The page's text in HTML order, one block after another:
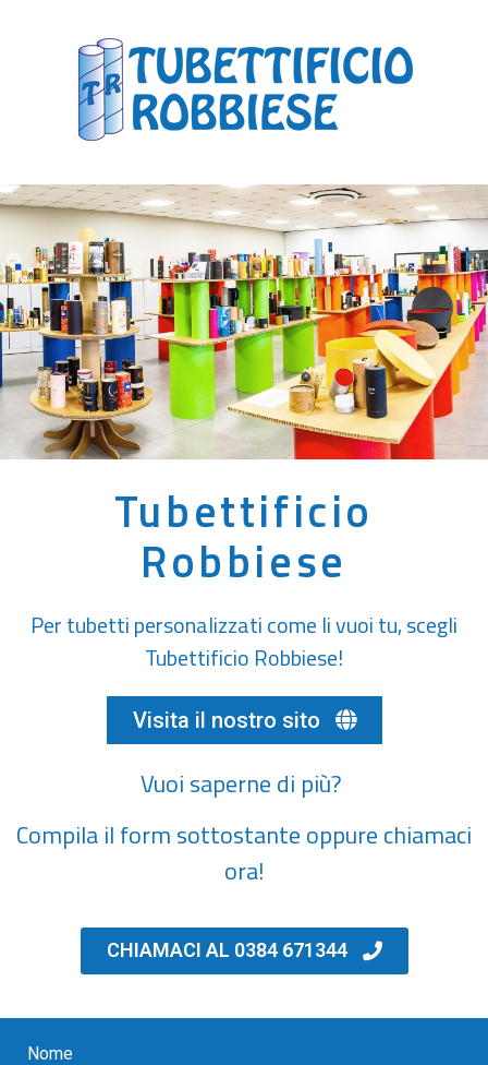
Tubettificio
Robbiese
Per tubetti personalizzati come li vuoi tu, scegli
Tubettificio Robbiese!
Visita il nostro sito
Vuoi saperne di più?
Compila il form sottostante oppure chiamaci
ora!
CHIAMACI AL 0384 671344
Nome